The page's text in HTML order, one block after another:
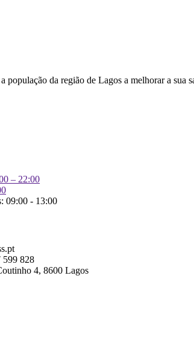
população da região de Lagos a melhorar a sua
– 22:00
09:00 - 13:00
599 828
4, 8600 Lagos